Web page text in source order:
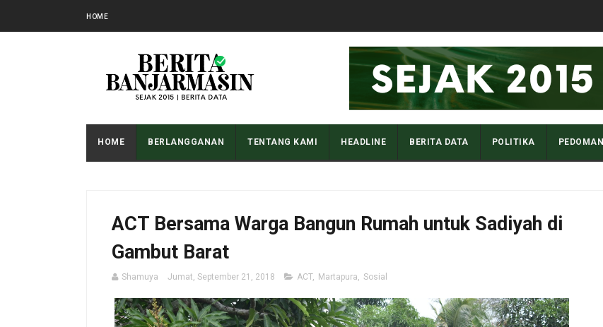
HOME
HOME BERLANGGANAN TENTANG KAMI HEADLINE BERITA DATA POLITIKA PEDOMAN
ACT Bersama Warga Bangun Rumah untuk Sadiyah di
Gambut Barat
Shamuya Jumat, September 21, 2018 ACT, Martapura, Sosial